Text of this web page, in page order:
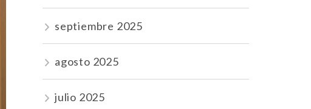
septiembre 2025
agosto 2025
julio 2025